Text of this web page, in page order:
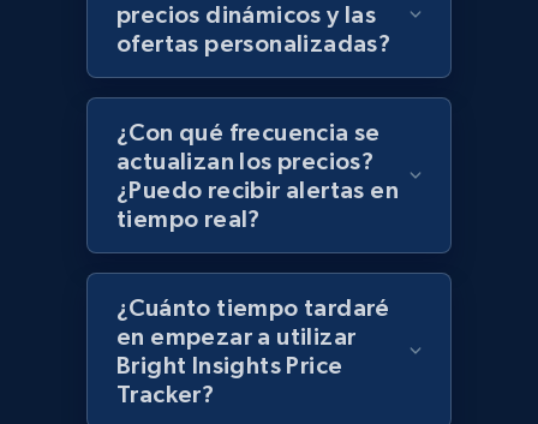
Best Buy products
URL, Product id, Title, Images, Final price,
Currency, Discount, Initial price, and more.
1.1K+ 149+ Comenzar ahora
Best Buy products - Collect data on
products using specified keywords
URL, Product id, Title, Images, Final price,
Currency, Discount, Initial price, and more.
precios dinámicos y las
ofertas personalizadas?
¿Con qué frecuencia se
actualizan los precios?
¿Puedo recibir alertas en
tiempo real?
¿Cuánto tiempo tardaré
en empezar a utilizar
Bright Insights Price
Tracker?